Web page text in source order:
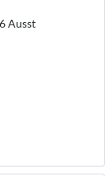
Ausst